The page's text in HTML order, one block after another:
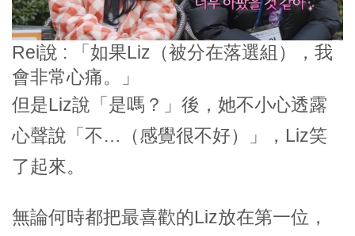
Rei說 : 「如果Liz（被分在落選組），我
會非常心痛。」
但是Liz說「是嗎？」後，她不小心透露
心聲說 「不…（感覺很不好） 」
，Liz笑
了起來。
無論何時都把最喜歡的Liz放在第一位，